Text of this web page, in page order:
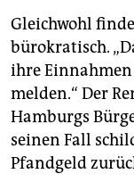
Gleichwohl
bürokratisch.
ihre
melden.“ Der
Hamburgs
seinen Fall
Pfandgeld